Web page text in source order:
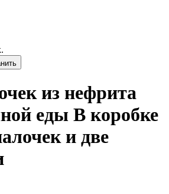
из нефрита
еды В коробке
и две